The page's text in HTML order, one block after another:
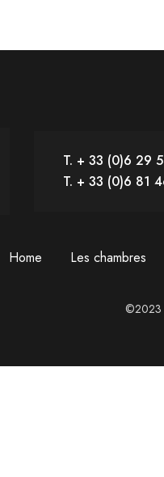
T. + 33 (0)6 29
T. + 33 (0)6 81
Home Les chambres
©2023